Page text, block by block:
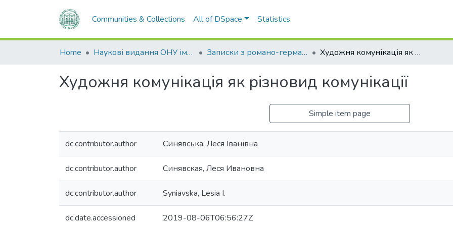
Communities & Collections All of DSpace Statistics
Home Наукові видання ОНУ імені І. І. Мечникова Записки з романо-германської філології Художня комунікація як різновид комунікації
Художня комунікація як різновид комунікації
Simple item page
dc.contributor.author Синявська, Леся Іванівна
dc.contributor.author Синявская, Леся Ивановна
dc.contributor.author Syniavska, Lesia I.
dc.date.accessioned 2019-08-06T06:56:27Z